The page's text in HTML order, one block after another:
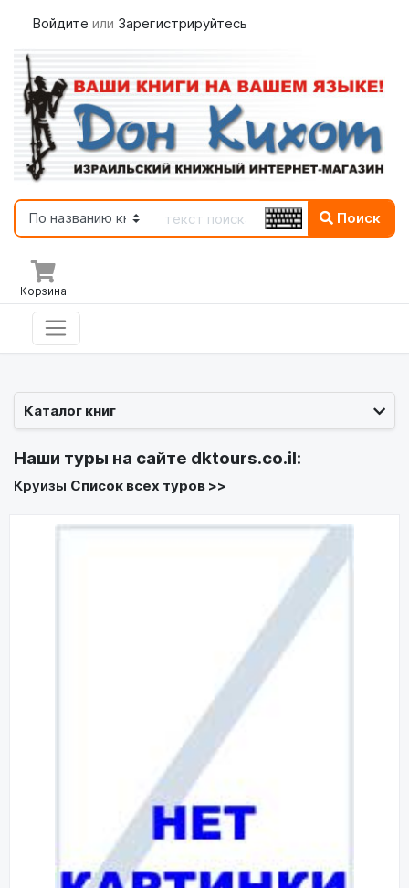
Войдите или Зарегистрируйтесь
Поиск
Корзина
Каталог книг
Наши туры на сайте dktours.co.il:
Круизы Список всех туров >>